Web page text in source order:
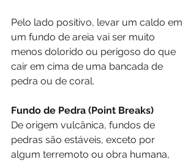
Pelo lado positivo, levar um caldo em
um fundo de areia vai ser muito
menos dolorido ou perigoso do que
cair em cima de uma bancada de
pedra ou de coral.
Fundo de Pedra (Point Breaks)
De origem vulcânica, fundos de
pedras são estáveis, exceto por
algum terremoto ou obra humana,